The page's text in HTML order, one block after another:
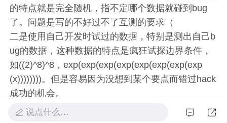
的特点就是完全随机，指不定哪个数据就碰到bug
了。问题是写的不好过不了互测的要求（
二是使用自己开发时试过的数据，特别是测出自己b
ug的数据，这种数据的特点是疯狂试探边界条件，
如((2)^8)^8，exp(exp(exp(exp(exp(exp(exp(exp
(x))))))))。但是容易因为没想到某个要点而错过hack
成功的机会。
自己的优化
说点什么…